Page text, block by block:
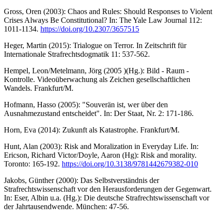
Gross, Oren (2003): Chaos and Rules: Should Responses to Violent
Crises Always Be Constitutional? In: The Yale Law Journal 112:
1011-1134. https://doi.org/10.2307/3657515
Heger, Martin (2015): Trialogue on Terror. In Zeitschrift für
Internationale Strafrechtsdogmatik 11: 537-562.
Hempel, Leon/Metelmann, Jörg (2005 )(Hg.): Bild - Raum -
Kontrolle. Videoüberwachung als Zeichen gesellschaftlichen
Wandels. Frankfurt/M.
Hofmann, Hasso (2005): "Souverän ist, wer über den
Ausnahmezustand entscheidet". In: Der Staat, Nr. 2: 171-186.
Horn, Eva (2014): Zukunft als Katastrophe. Frankfurt/M.
Hunt, Alan (2003): Risk and Moralization in Everyday Life. In:
Ericson, Richard Victor/Doyle, Aaron (Hg): Risk and morality.
Toronto: 165-192. https://doi.org/10.3138/9781442679382-010
Jakobs, Günther (2000): Das Selbstverständnis der
Strafrechtswissenschaft vor den Herausforderungen der Gegenwart.
In: Eser, Albin u.a. (Hg.): Die deutsche Strafrechtswissenschaft vor
der Jahrtausendwende. München: 47-56.